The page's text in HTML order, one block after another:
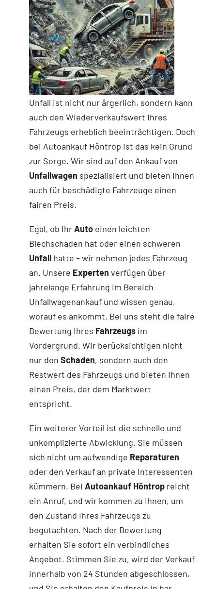
Unfall ist nicht nur ärgerlich, sondern kann
auch den Wiederverkaufswert Ihres
Fahrzeugs erheblich beeinträchtigen. Doch
bei Autoankauf Höntrop ist das kein Grund
zur Sorge. Wir sind auf den Ankauf von
Unfallwagen spezialisiert und bieten Ihnen
auch für beschädigte Fahrzeuge einen
fairen Preis.
Egal, ob IhrAutoeinen leichten
Blechschaden hat oder einen schweren
Unfallhatte – wir nehmen jedes Fahrzeug
an. Unsere Experten verfügen über
jahrelange Erfahrung im Bereich
Unfallwagenankauf und wissen genau,
worauf es ankommt. Bei uns steht die faire
Bewertung Ihres Fahrzeugsim
Vordergrund. Wir berücksichtigen nicht
nur den Schaden, sondern auch den
Restwert des Fahrzeugs und bieten Ihnen
einen Preis, der dem Marktwert
entspricht.
Ein weiterer Vorteil ist die schnelle und
unkomplizierte Abwicklung. Sie müssen
sich nicht um aufwendige Reparaturen
oder den Verkauf an private Interessenten
kümmern. Bei Autoankauf Höntrop reicht
ein Anruf, und wir kommen zu Ihnen, um
den Zustand Ihres Fahrzeugs zu
begutachten. Nach der Bewertung
erhalten Sie sofort ein verbindliches
Angebot. Stimmen Sie zu, wird der Verkauf
innerhalb von 24 Stunden abgeschlossen,